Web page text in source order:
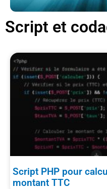
Script et
Script PHP pour
montant TTC